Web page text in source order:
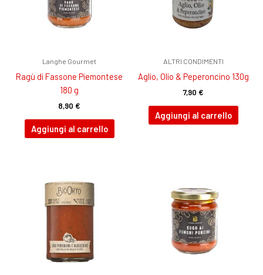
Langhe Gourmet
Ragù di Fassone Piemontese
180 g
8,90 €
Aggiungi al carrello
ALTRI CONDIMENTI
Aglio, Olio & Peperoncino 130g
7,90 €
Aggiungi al carrello